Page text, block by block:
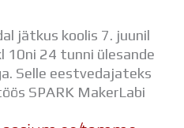
jätkus koolis 7. juunil
10ni 24 tunni ülesande
Selle eestvedajateks
SPARK MakerLabi